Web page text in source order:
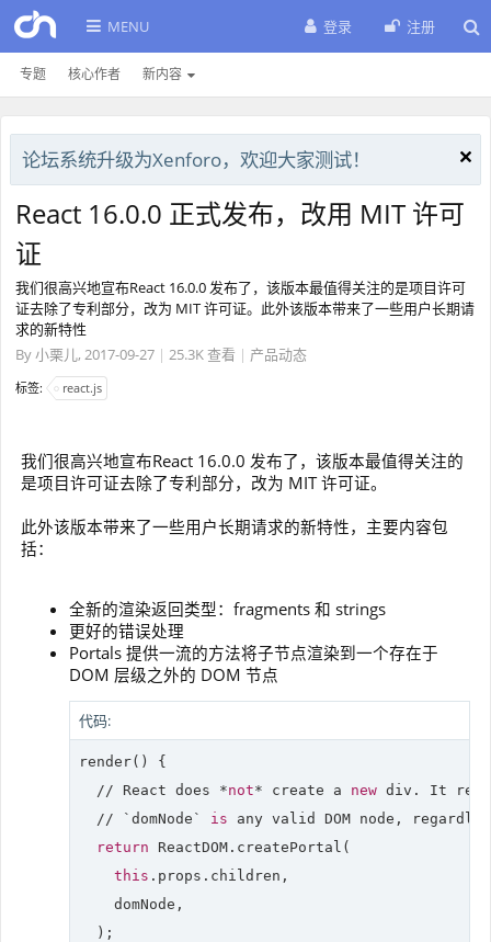
MENU
专题 核心作者 新内容
登录 注册
论坛系统升级为Xenforo，欢迎大家测试！
React 16.0.0 正式发布，改用 MIT 许可
证
我们很高兴地宣布React 16.0.0 发布了，该版本最值得关注的是项目许可
证去除了专利部分，改为 MIT 许可证。此外该版本带来了一些用户长期请
求的新特性
By小栗儿, 2017-09-27 | 25.3K 查看 | 产品动态
标签: react.js
我们很高兴地宣布React 16.0.0 发布了，该版本最值得关注的
是项目许可证去除了专利部分，改为 MIT 许可证。
此外该版本带来了一些用户长期请求的新特性，主要内容包
括：
全新的渲染返回类型：fragments 和 strings
更好的错误处理
Portals 提供一流的方法将子节点渲染到一个存在于
DOM 层级之外的 DOM 节点
代码:
render() {
// React does *not* create a new div. It
// ` domNode ` is any valid DOM node,
return ReactDOM.createPortal(
this .props.children,
    domNode,
  );